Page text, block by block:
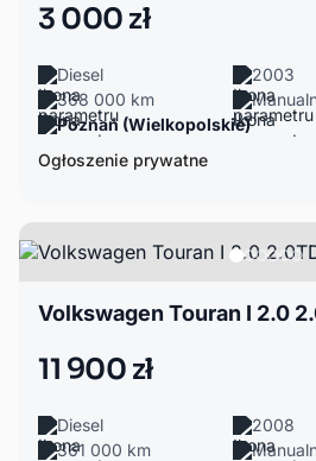
3 000 zł
Diesel
2003
368 000 km
Poznań (Wielkopolskie)
Ogłoszenie prywatne
Volkswagen Touran I 2.0
11 900 zł
Diesel
2008
361 000 km